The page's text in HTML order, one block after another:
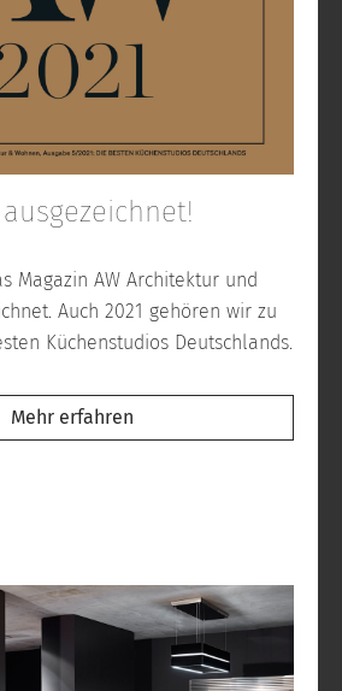
Magazin AW Architektur und
Auch 2021 gehören wir zu
Küchenstudios Deutschlands.
Mehr erfahren